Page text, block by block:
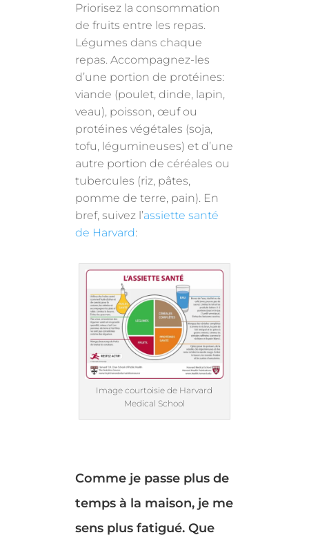
Priorisez la consommation
de fruits entre les repas.
Légumes dans chaque
repas. Accompagnez-les
d’une portion de protéines:
viande (poulet, dinde, lapin,
veau), poisson, œuf ou
protéines végétales (soja,
tofu, légumineuses) et d’une
autre portion de céréales ou
tubercules (riz, pâtes,
pomme de terre, pain). En
bref, suivez l’assiette santé
de Harvard:
Image courtoisie de Harvard
Medical School
Comme je passe plus de
temps à la maison, je me
sens plus fatigué. Que